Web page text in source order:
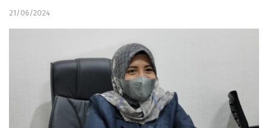
21/06/2024